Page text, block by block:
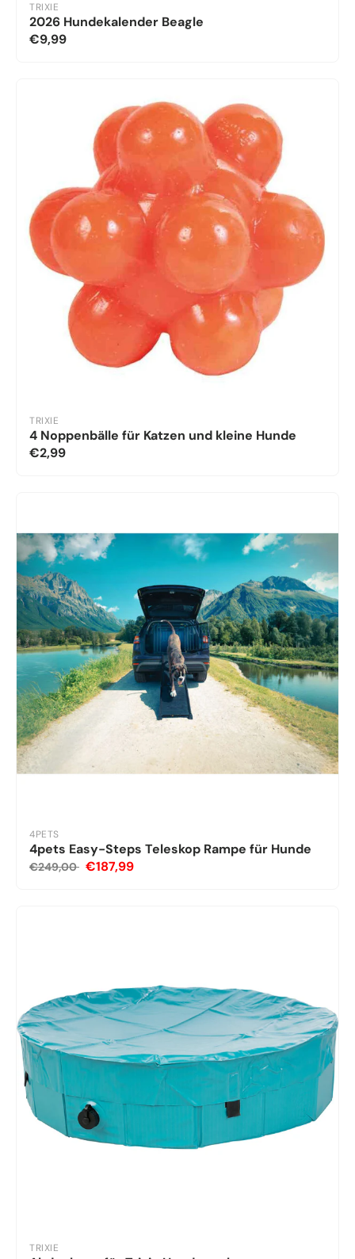
TRIXIE
2026 Hundekalender Beagle
€9,99
TRIXIE
4 Noppenbälle für Katzen und kleine Hunde
€2,99
4PETS
4pets Easy-Steps Teleskop Rampe für Hunde
€249,00 €187,99
TRIXIE